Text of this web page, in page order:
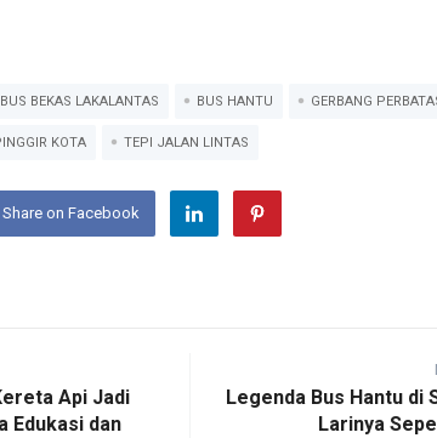
BUS BEKAS LAKALANTAS BUS HANTU GERBANG
KOTA TEPI JALAN LINTAS
Share on Facebook
Api Jadi
Edukasi dan
Legenda Bus Hantu di
Larinya